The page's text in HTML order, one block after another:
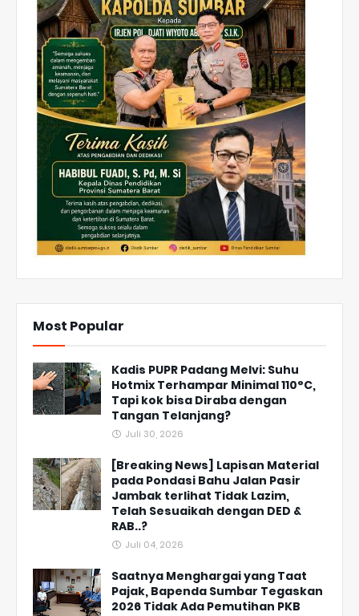
Most Popular
Kadis PUPR Padang Melvi: Suhu
Hotmix Terhampar Minimal 110°C,
Tapi kok bisa Diraba dengan
Tangan Telanjang?
Juli 30, 2026
[Breaking News] Lapisan Material
pada Pondasi Bahu Jalan Pasir
Jambak terlihat Tidak Lazim,
Telah Sesuaikah dengan DED &
RAB..?
Juli 04, 2026
Saatnya Menghargai yang Taat
Pajak, Bapenda Sumbar Tegaskan
2026 Tidak Ada Pemutihan PKB